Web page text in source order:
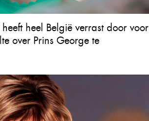
heeft heel België verrast door voor
over Prins George te